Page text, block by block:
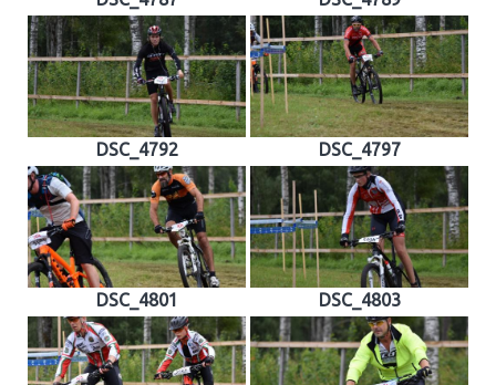
DSC_4792 DSC_4797
DSC_4801 DSC_4803